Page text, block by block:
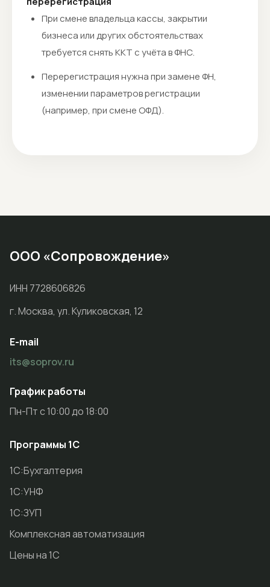
При смене владельца кассы, закрытии
бизнеса или других обстоятельствах
требуется снять ККТ с учёта в ФНС.
Перерегистрация нужна при замене ФН,
изменении параметров регистрации
(например, при смене ОФД).
ООО «Сопровождение»
ИНН 7728606826
г. Москва, ул. Куликовская, 12
E-mail
its@soprov.ru
График работы
Пн-Пт с 10:00 до 18:00
Программы 1С
1С:Бухгалтерия
1С:УНФ
1С:ЗУП
Комплексная автоматизация
Цены на 1С